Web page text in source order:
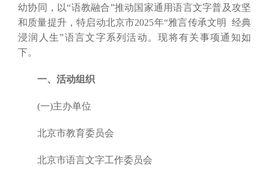
幼协同，以“语教融合”推动国家通用语言文字普及攻坚
和质量提升，特启动北京市2025年“雅言传承文明 经典
浸润人生”语言文字系列活动。现将有关事项通知如
下。
一、活动组织
(一)主办单位
北京市教育委员会
北京市语言文字工作委员会